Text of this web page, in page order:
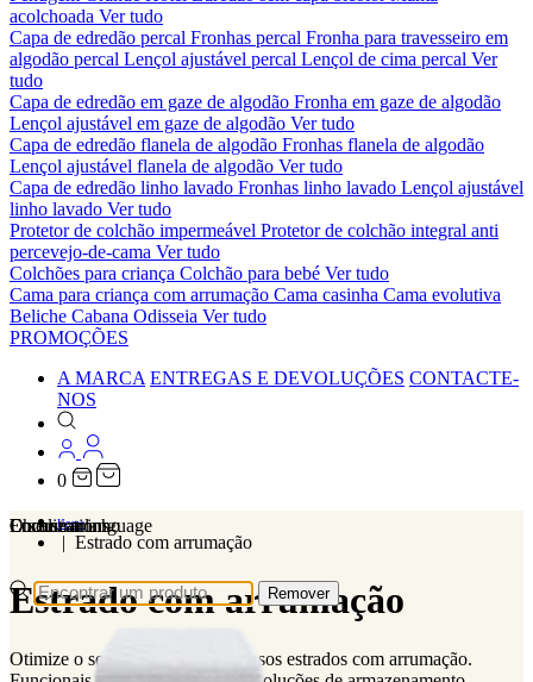
acolchoada Ver tudo
Capa de edredão percal Fronhas percal Fronha para travesseiro em
algodão percal Lençol ajustável percal Lençol de cima percal Ver
tudo
Capa de edredão em gaze de algodão Fronha em gaze de algodão
Lençol ajustável em gaze de algodão Ver tudo
Capa de edredão flanela de algodão Fronhas flanela de algodão
Lençol ajustável flanela de algodão Ver tudo
Capa de edredão linho lavado Fronhas linho lavado Lençol ajustável
linho lavado Ver tudo
Protetor de colchão impermeável Protetor de colchão integral anti
percevejo-de-cama Ver tudo
Colchões para criança Colchão para bebé Ver tudo
Cama para criança com arrumação Cama casinha Cama evolutiva
Beliche Cabana Odisseia Ver tudo
PROMOÇÕES
A MARCA ENTREGAS E DEVOLUÇÕES CONTACTE-
NOS
0
Localizations
Choose a language
Encontrar
Remover
O seu carrinho
Home
Estrado com arrumação
Estrado com arrumação
Otimize o seu espaço com os nossos estrados com arrumação.